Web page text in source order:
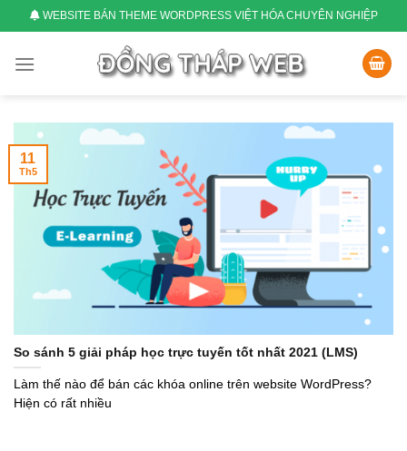
to
content
WEBSITE BÁN THEME WORDPRESS VIỆT HÓA CHUYÊN NGHIỆP
So sánh 5 giải pháp học trực tuyến tốt nhất 2021 (LMS)
Làm thế nào để bán các khóa online trên website WordPress?
Hiện có rất nhiều
11
Th5